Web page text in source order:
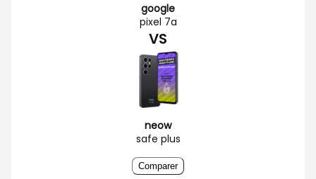
google
pixel 7a
VS
neow
safe plus
Comparer